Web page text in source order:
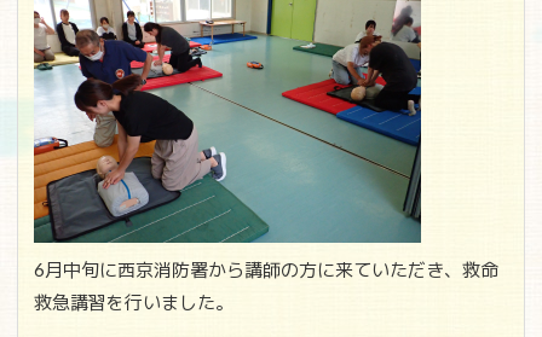
6月中旬に西京消防署から講師の方に来ていただき、救命
救急講習を行いました。